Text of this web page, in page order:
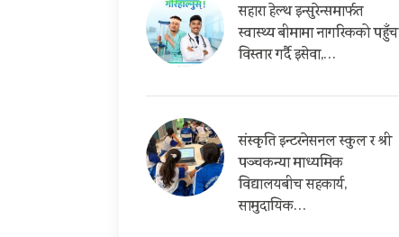
सहारा हेल्थ इन्सुरेन्समार्फत
स्वास्थ्य बीमामा नागरिकको पहुँच
विस्तार गर्दै इसेवा,…
संस्कृति इन्टरनेसनल स्कुल र श्री
पञ्चकन्या माध्यमिक
विद्यालयबीच सहकार्य,
सामुदायिक…